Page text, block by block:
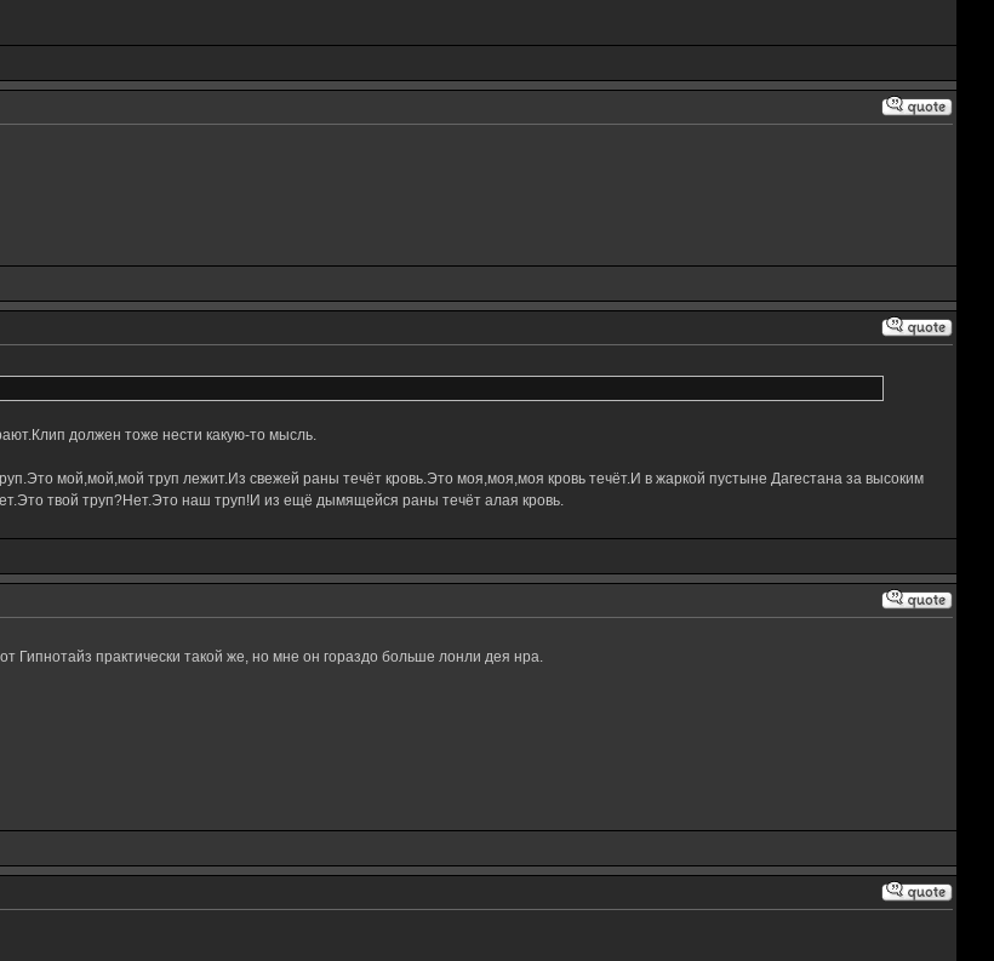
должен тоже нести какую-то мысль.
мой,мой,мой труп лежит.Из свежей раны течёт кровь.Это моя,моя,моя кровь течёт.И в жаркой пустыне Дагестана за высоким
твой труп?Нет.Это наш труп!И из ещё дымящейся раны течёт алая кровь.
Гипнотайз практически такой же, но мне он гораздо больше лонли дея нра.